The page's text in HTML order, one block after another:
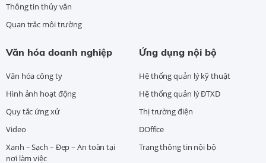
Thông tin thủy văn
Quan trắc môi trường
Văn hóa doanh nghiệp
Văn hóa công ty
Hình ảnh hoạt động
Quy tắc ứng xử
Video
Xanh – Sạch – Đẹp – An toàn tại
nơi làm việc
Ứng dụng nội bộ
Hệ thống quản lý kỹ thuật
Hệ thống quản lý ĐTXD
Thị trường điện
DOffice
Trang thông tin nội bộ